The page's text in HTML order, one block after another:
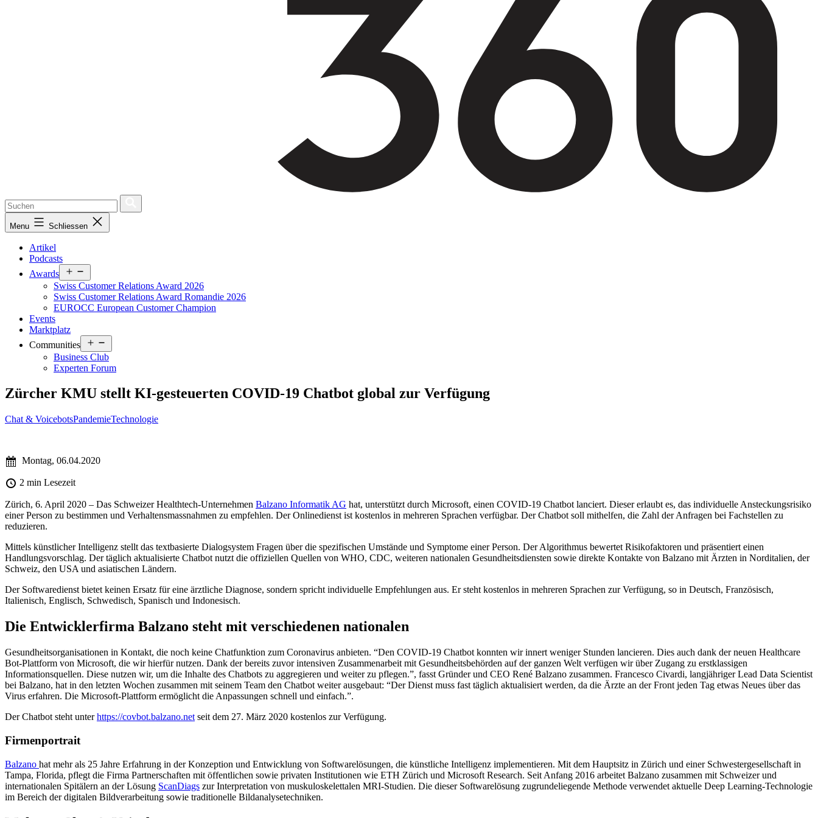
Menu Schliessen
Artikel
Podcasts
Awards
menu
Swiss Customer Relations Award 2026
Swiss Customer Relations Award Romandie 2026
EUROCC European Customer Champion
Events
Marktplatz
Communities
menu
Business Club
Experten Forum
Zürcher KMU stellt KI-gesteuerten COVID-19 Chatbot global zur Verfügung
Chat & VoicebotsPandemieTechnologie
Montag, 06.04.2020
2 min Lesezeit
Zürich, 6. April 2020 – Das Schweizer Healthtech-Unternehmen Balzano Informatik AG hat, unterstützt durch Microsoft, einen COVID-19 Chatbot lanciert. Dieser erlaubt es, das individuelle Ansteckungsrisiko
einer Person zu bestimmen und Verhaltensmassnahmen zu empfehlen. Der Onlinedienst ist kostenlos in mehreren Sprachen verfügbar. Der Chatbot soll mithelfen, die Zahl der Anfragen bei Fachstellen zu
reduzieren.
Mittels künstlicher Intelligenz stellt das textbasierte Dialogsystem Fragen über die spezifischen Umstände und Symptome einer Person. Der Algorithmus bewertet Risikofaktoren und präsentiert einen
Handlungsvorschlag. Der täglich aktualisierte Chatbot nutzt die offiziellen Quellen von WHO, CDC, weiteren nationalen Gesundheitsdiensten sowie direkte Kontakte von Balzano mit Ärzten in Norditalien, der
Schweiz, den USA und asiatischen Ländern.
Der Softwaredienst bietet keinen Ersatz für eine ärztliche Diagnose, sondern spricht individuelle Empfehlungen aus. Er steht kostenlos in mehreren Sprachen zur Verfügung, so in Deutsch, Französisch,
Italienisch, Englisch, Schwedisch, Spanisch und Indonesisch.
Die Entwicklerfirma Balzano steht mit verschiedenen nationalen
Gesundheitsorganisationen in Kontakt, die noch keine Chatfunktion zum Coronavirus anbieten. “Den COVID-19 Chatbot konnten wir innert weniger Stunden lancieren. Dies auch dank der neuen Healthcare
Bot-Plattform von Microsoft, die wir hierfür nutzen. Dank der bereits zuvor intensiven Zusammenarbeit mit Gesundheitsbehörden auf der ganzen Welt verfügen wir über Zugang zu erstklassigen
Informationsquellen. Diese nutzen wir, um die Inhalte des Chatbots zu aggregieren und weiter zu pflegen.”, fasst Gründer und CEO René Balzano zusammen. Francesco Civardi, langjähriger Lead Data Scientist
bei Balzano, hat in den letzten Wochen zusammen mit seinem Team den Chatbot weiter ausgebaut: “Der Dienst muss fast täglich aktualisiert werden, da die Ärzte an der Front jeden Tag etwas Neues über das
Virus erfahren. Die Microsoft-Plattform ermöglicht die Anpassungen schnell und einfach.”.
Der Chatbot steht unterhttps://covbot.balzano.net seit dem 27. März 2020 kostenlos zur Verfügung.
Firmenportrait
Balzano hat mehr als 25 Jahre Erfahrung in der Konzeption und Entwicklung von Softwarelösungen, die künstliche Intelligenz implementieren. Mit dem Hauptsitz in Zürich und einer Schwestergesellschaft in
Tampa, Florida, pflegt die Firma Partnerschaften mit öffentlichen sowie privaten Institutionen wie ETH Zürich und Microsoft Research. Seit Anfang 2016 arbeitet Balzano zusammen mit Schweizer und
internationalen Spitälern an der Lösung ScanDiags zur Interpretation von muskuloskelettalen MRI-Studien. Die dieser Softwarelösung zugrundeliegende Methode verwendet aktuelle Deep Learning-Technologie
im Bereich der digitalen Bildverarbeitung sowie traditionelle Bildanalysetechniken.